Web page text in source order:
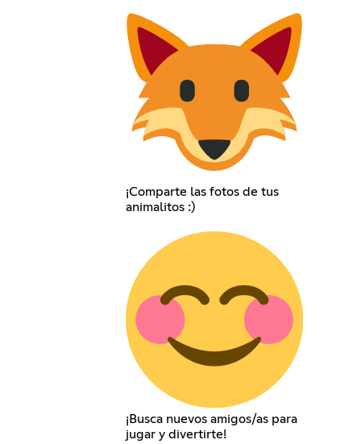
¡Comparte las fotos de tus
animalitos :)
¡Busca nuevos amigos/as para
jugar y divertirte!